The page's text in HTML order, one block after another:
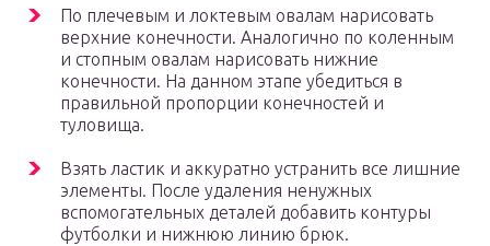
По плечевым и локтевым овалам нарисовать
верхние конечности. Аналогично по коленным
и стопным овалам нарисовать нижние
конечности. На данном этапе убедиться в
правильной пропорции конечностей и
туловища.
Взять ластик и аккуратно устранить все лишние
элементы. После удаления ненужных
вспомогательных деталей добавить контуры
футболки и нижнюю линию брюк.